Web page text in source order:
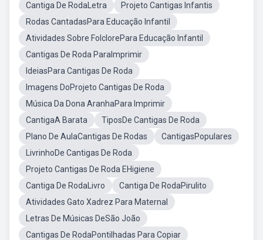
Cantiga De RodaLetra
Projeto Cantigas Infantis
Rodas CantadasPara Educação Infantil
Atividades Sobre FolclorePara Educação Infantil
Cantigas De Roda ParaImprimir
IdeiasPara Cantigas De Roda
Imagens DoProjeto Cantigas De Roda
Música Da Dona AranhaPara Imprimir
CantigaA Barata
TiposDe Cantigas De Roda
Plano De AulaCantigas De Rodas
CantigasPopulares
LivrinhoDe Cantigas De Roda
Projeto Cantigas De Roda EHigiene
Cantiga De RodaLivro
Cantiga De RodaPirulito
Atividades Gato Xadrez Para Maternal
Letras De Músicas DeSão João
Cantigas De RodaPontilhadas Para Copiar